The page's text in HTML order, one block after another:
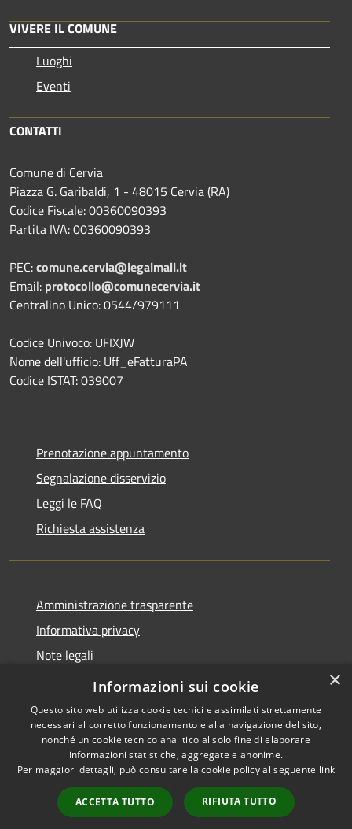
VIVERE IL COMUNE
Luoghi
Eventi
CONTATTI
Comune di Cervia
Piazza G. Garibaldi, 1 - 48015 Cervia (RA)
Codice Fiscale: 00360090393
Partita IVA: 00360090393
PEC:comune.cervia@legalmail.it
Email: protocollo@comunecervia.it
Centralino Unico: 0544/979111
Codice Univoco: UFIXJW
Nome dell'ufficio: Uff_eFatturaPA
Codice ISTAT: 039007
Prenotazione appuntamento
Segnalazione disservizio
Leggi le FAQ
Richiesta assistenza
Amministrazione trasparente
Informativa privacy
Note legali
Dichiarazione di accessibilità
Accessibilità
Copyright © 2026 • Comune di
Cervia • Powered by
Municipium•
Accesso
redazione
×
Informazioni sui cookie
Questo sito web utilizza cookie tecnici e assimilati strettamente
necessari al corretto funzionamento e alla navigazione del sito,
nonché un cookie tecnico analitico al solo fine di elaborare
informazioni statistiche, aggregate e anonime.
Per maggiori dettagli, può consultare la cookie policy al seguente link
ACCETTA TUTTO RIFIUTA TUTTO